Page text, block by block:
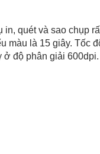
quét và sao chụp
màu là 15 giây. Tốc
độ phân giải